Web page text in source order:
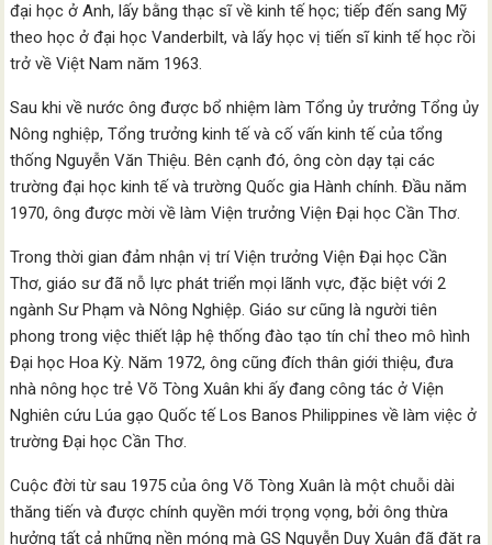
đại học ở Anh, lấy bằng thạc sĩ về kinh tế học; tiếp đến sang Mỹ
theo học ở đại học Vanderbilt, và lấy học vị tiến sĩ kinh tế học rồi
trở về Việt Nam năm 1963.
Sau khi về nước ông được bổ nhiệm làm Tổng ủy trưởng Tổng ủy
Nông nghiệp, Tổng trưởng kinh tế và cố vấn kinh tế của tổng
thống Nguyễn Văn Thiệu. Bên cạnh đó, ông còn dạy tại các
trường đại học kinh tế và trường Quốc gia Hành chính. Đầu năm
1970, ông được mời về làm Viện trưởng Viện Đại học Cần Thơ.
Trong thời gian đảm nhận vị trí Viện trưởng Viện Đại học Cần
Thơ, giáo sư đã nỗ lực phát triển mọi lãnh vực, đặc biệt với 2
ngành Sư Phạm và Nông Nghiệp. Giáo sư cũng là người tiên
phong trong việc thiết lập hệ thống đào tạo tín chỉ theo mô hình
Đại học Hoa Kỳ. Năm 1972, ông cũng đích thân giới thiệu, đưa
nhà nông học trẻ Võ Tòng Xuân khi ấy đang công tác ở Viện
Nghiên cứu Lúa gạo Quốc tế Los Banos Philippines về làm việc ở
trường Đại học Cần Thơ.
Cuộc đời từ sau 1975 của ông Võ Tòng Xuân là một chuỗi dài
thăng tiến và được chính quyền mới trọng vọng, bởi ông thừa
hưởng tất cả những nền móng mà GS Nguyễn Duy Xuân đã đặt ra